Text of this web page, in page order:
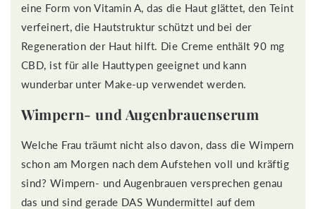
eine Form von Vitamin A, das die Haut glättet, den Teint
verfeinert, die Hautstruktur schützt und bei der
Regeneration der Haut hilft. Die Creme enthält 90 mg
CBD, ist für alle Hauttypen geeignet und kann
wunderbar unter Make-up verwendet werden.
Wimpern- und Augenbrauenserum
Welche Frau träumt nicht also davon, dass die Wimpern
schon am Morgen nach dem Aufstehen voll und kräftig
sind? Wimpern- und Augenbrauen versprechen genau
das und sind gerade DAS Wundermittel auf dem